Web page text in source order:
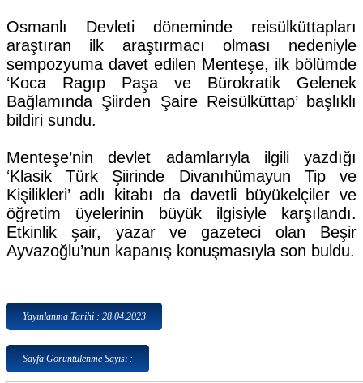
Osmanlı Devleti döneminde reisülküttapları
araştıran ilk araştırmacı olması nedeniyle
sempozyuma davet edilen Menteşe, ilk bölümde
‘Koca Ragıp Paşa ve Bürokratik Gelenek
Bağlamında Şiirden Şaire Reisülküttap’ başlıklı
bildiri sundu.
Menteşe’nin devlet adamlarıyla ilgili yazdığı
‘Klasik Türk Şiirinde Divanıhümayun Tip ve
Kişilikleri’ adlı kitabı da davetli büyükelçiler ve
öğretim üyelerinin büyük ilgisiyle karşılandı.
Etkinlik şair, yazar ve gazeteci olan Beşir
Ayvazoğlu’nun kapanış konuşmasıyla son buldu.
Yayınlanma Tarihi : 28.04.2023
Sayfa Görüntülenme Sayısı :